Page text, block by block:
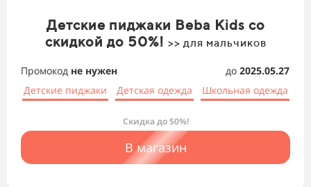
Детские пиджаки Beba Kids со
скидкой до 50%! >> для мальчиков
Промокод не нужен до 2025.05.27
Детские пиджаки
Детская одежда Школьная одежда
Скидка до 50%!
В магазин